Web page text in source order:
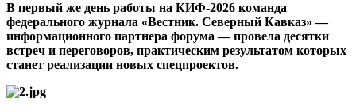
В первый же день работы на КИФ-2026 команда
федерального журнала «Вестник. Северный Кавказ» —
информационного партнера форума — провела десятки
встреч и переговоров, практическим результатом которых
станет реализации новых спецпроектов.